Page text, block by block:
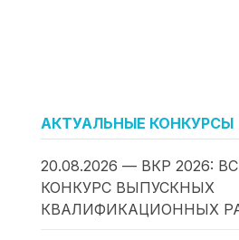
АКТУАЛЬНЫЕ КОНКУРСЫ
20.08.2026 — ВКР 2026:
КОНКУРС ВЫПУСКНЫХ
КВАЛИФИКАЦИОННЫХ